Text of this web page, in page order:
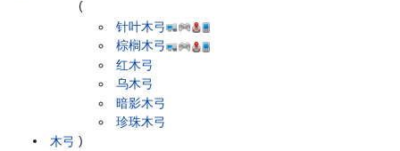
木弓
(
针叶木弓
棕榈木弓
红木弓
乌木弓
暗影木弓
珍珠木弓
)